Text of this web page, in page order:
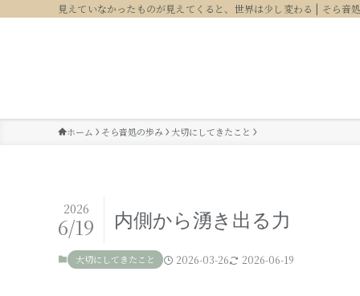
見えていなかったものが見えてくると、世界は少し変わる | そら音処
ホーム そら音処の歩み 大切にしてきたこと
内側から湧き出る力
2026
6/19
大切にしてきたこと 2026-03-26 2026-06-19